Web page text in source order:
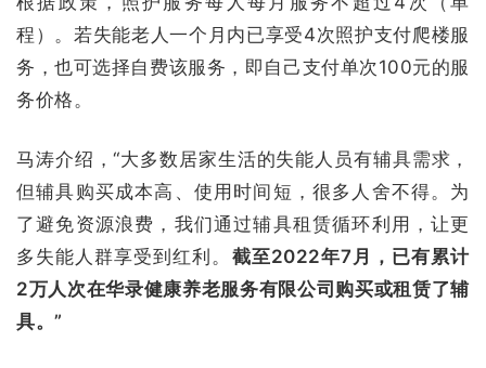
程）。若失能老人一个月内已享受4次照护支付爬楼服
务，也可选择自费该服务，即自己支付单次100元的服
务价格。
马涛介绍，“大多数居家生活的失能人员有辅具需求，
但辅具购买成本高、使用时间短，很多人舍不得。为
了避免资源浪费，我们通过辅具租赁循环利用，让更
多失能人群享受到红利。 截至2022年7月，已有累计
2万人次在华录健康养老服务有限公司购买或租赁了辅
具。”